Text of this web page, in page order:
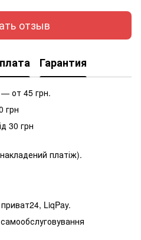
отзыв
Гарантия
от 45 грн.
грн
30 грн
платіж).
LiqPay.